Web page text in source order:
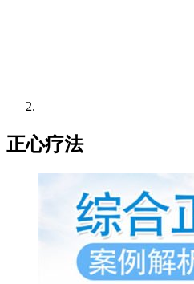
正心疗法